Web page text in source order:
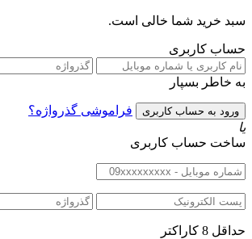
سبد خرید شما خالی است.
حساب کاربری
به خاطر بسپار
فراموشی گذرواژه؟
یا
ساخت حساب کاربری
حداقل 8 کاراکتر